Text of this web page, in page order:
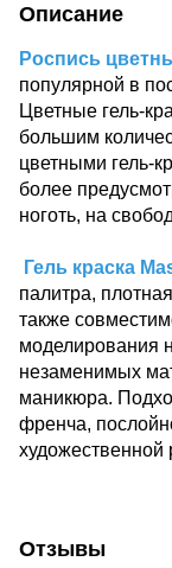
Описание
Роспись
популярной в
Цветные гель-
большим
цветными гель-
более
ноготь, на
Гель краска
палитра,
также
моделирования
незаменимых
маникюра.
френча,
художественной
Отзывы